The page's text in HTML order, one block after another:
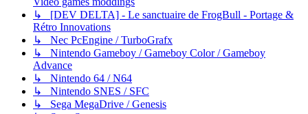
↳ [DEV DELTA] - Le sanctuaire de FrogBull - Portage &
Rétro Innovations
↳ Nec PcEngine / TurboGrafx
↳ Nintendo Gameboy / Gameboy Color / Gameboy
Advance
↳ Nintendo 64 / N64
↳ Nintendo SNES / SFC
↳ Sega MegaDrive / Genesis